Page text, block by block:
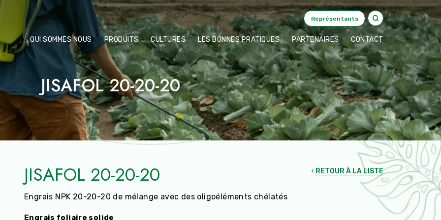
Représentants
QUI SOMMES NOUS PRODUITS CULTURES LES BONNES PRATIQUES PARTENAIRES CONTACT
JISAFOL 20-20-20
JISAFOL 20-20-20
Engrais NPK 20-20-20 de mélange avec des oligoéléments chélatés
RETOUR À LA LISTE
Engrais foliaire solide